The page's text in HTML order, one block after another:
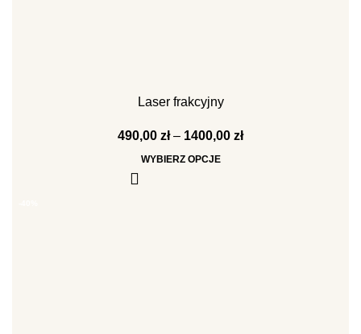
Laser frakcyjny
490,00 zł– 1400,00 zł
WYBIERZ OPCJE